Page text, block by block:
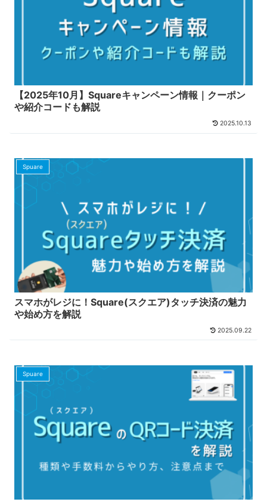
【2025年10月】Squareキャンペーン情報｜クーポン
や紹介コードも解説
2025.10.13
Spuare
スマホがレジに！Square(スクエア)タッチ決済の魅力
や始め方を解説
2025.09.22
Spuare